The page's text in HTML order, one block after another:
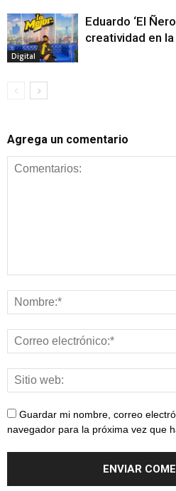
Digital
Eduardo ‘El
creatividad en
Agrega un comentario
Guardar mi nombre, correo
navegador para la próxima vez que